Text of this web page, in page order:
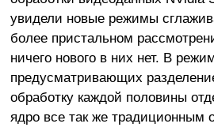
увидели новые режимы
более пристальном
ничего нового в них нет. В
предусматривающих
обработку каждой половины
ядро все так же традиционным